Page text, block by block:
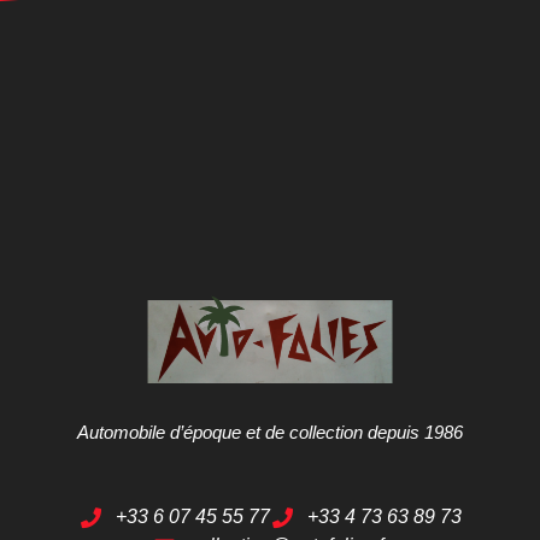
Automobile d’époque et de collection depuis 1986
+33 6 07 45 55 77
+33 4 73 63 89 73